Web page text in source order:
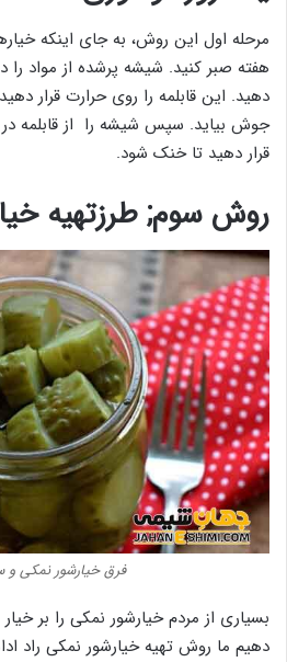
مرحله اول این روش، به جای اینکه
هفته صبر کنید. شیشه پرشده از مواد را
جوش بیاید. سپس شیشه را از قابلمه در
قرار دهید تا خنک شود.
روش سوم; طرزتهیه
فرق خیارشور نمکی و
بسیاری از مردم خیارشور نمکی را بر
دهیم ما روش تهیه خیارشور نمکی راد